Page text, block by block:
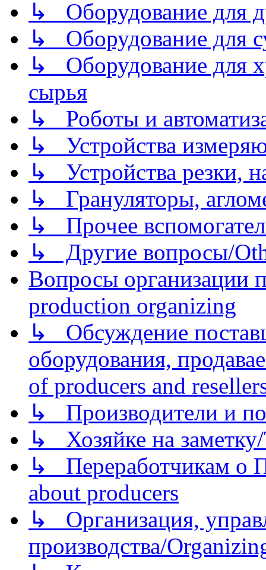
↳ Оборудование для
↳ Оборудование для
↳ Оборудование для
сырья
↳ Роботы и
↳ Устройства
↳ Устройства резки,
↳ Грануляторы,
↳ Прочее
↳ Другие вопросы/
Вопросы организации
production organizing
↳ Обсуждение
оборудования,
of producers and
↳ Производители и
↳ Хозяйке на
↳ Переработчикам о
about producers
↳ Организация,
производства/